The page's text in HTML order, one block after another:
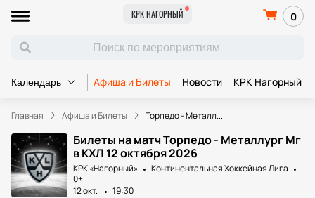
КРК НАГОРНЫЙ 0
Календарь Афиша и Билеты Новости КРК Нагорный
Главная Афиша и Билеты Торпедо - Металл...
Билеты на матч Торпедо - Металлург Мг
в КХЛ 12 октября 2026
КРК «Нагорный»
Континентальная Хоккейная Лига
0+
12 окт.
19:30